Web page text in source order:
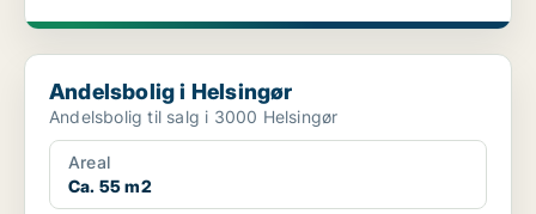
Andelsbolig i Helsingør
Andelsbolig i Helsingør
Andelsbolig til salg i 3000 Helsingør
Areal
Ca. 55 m2